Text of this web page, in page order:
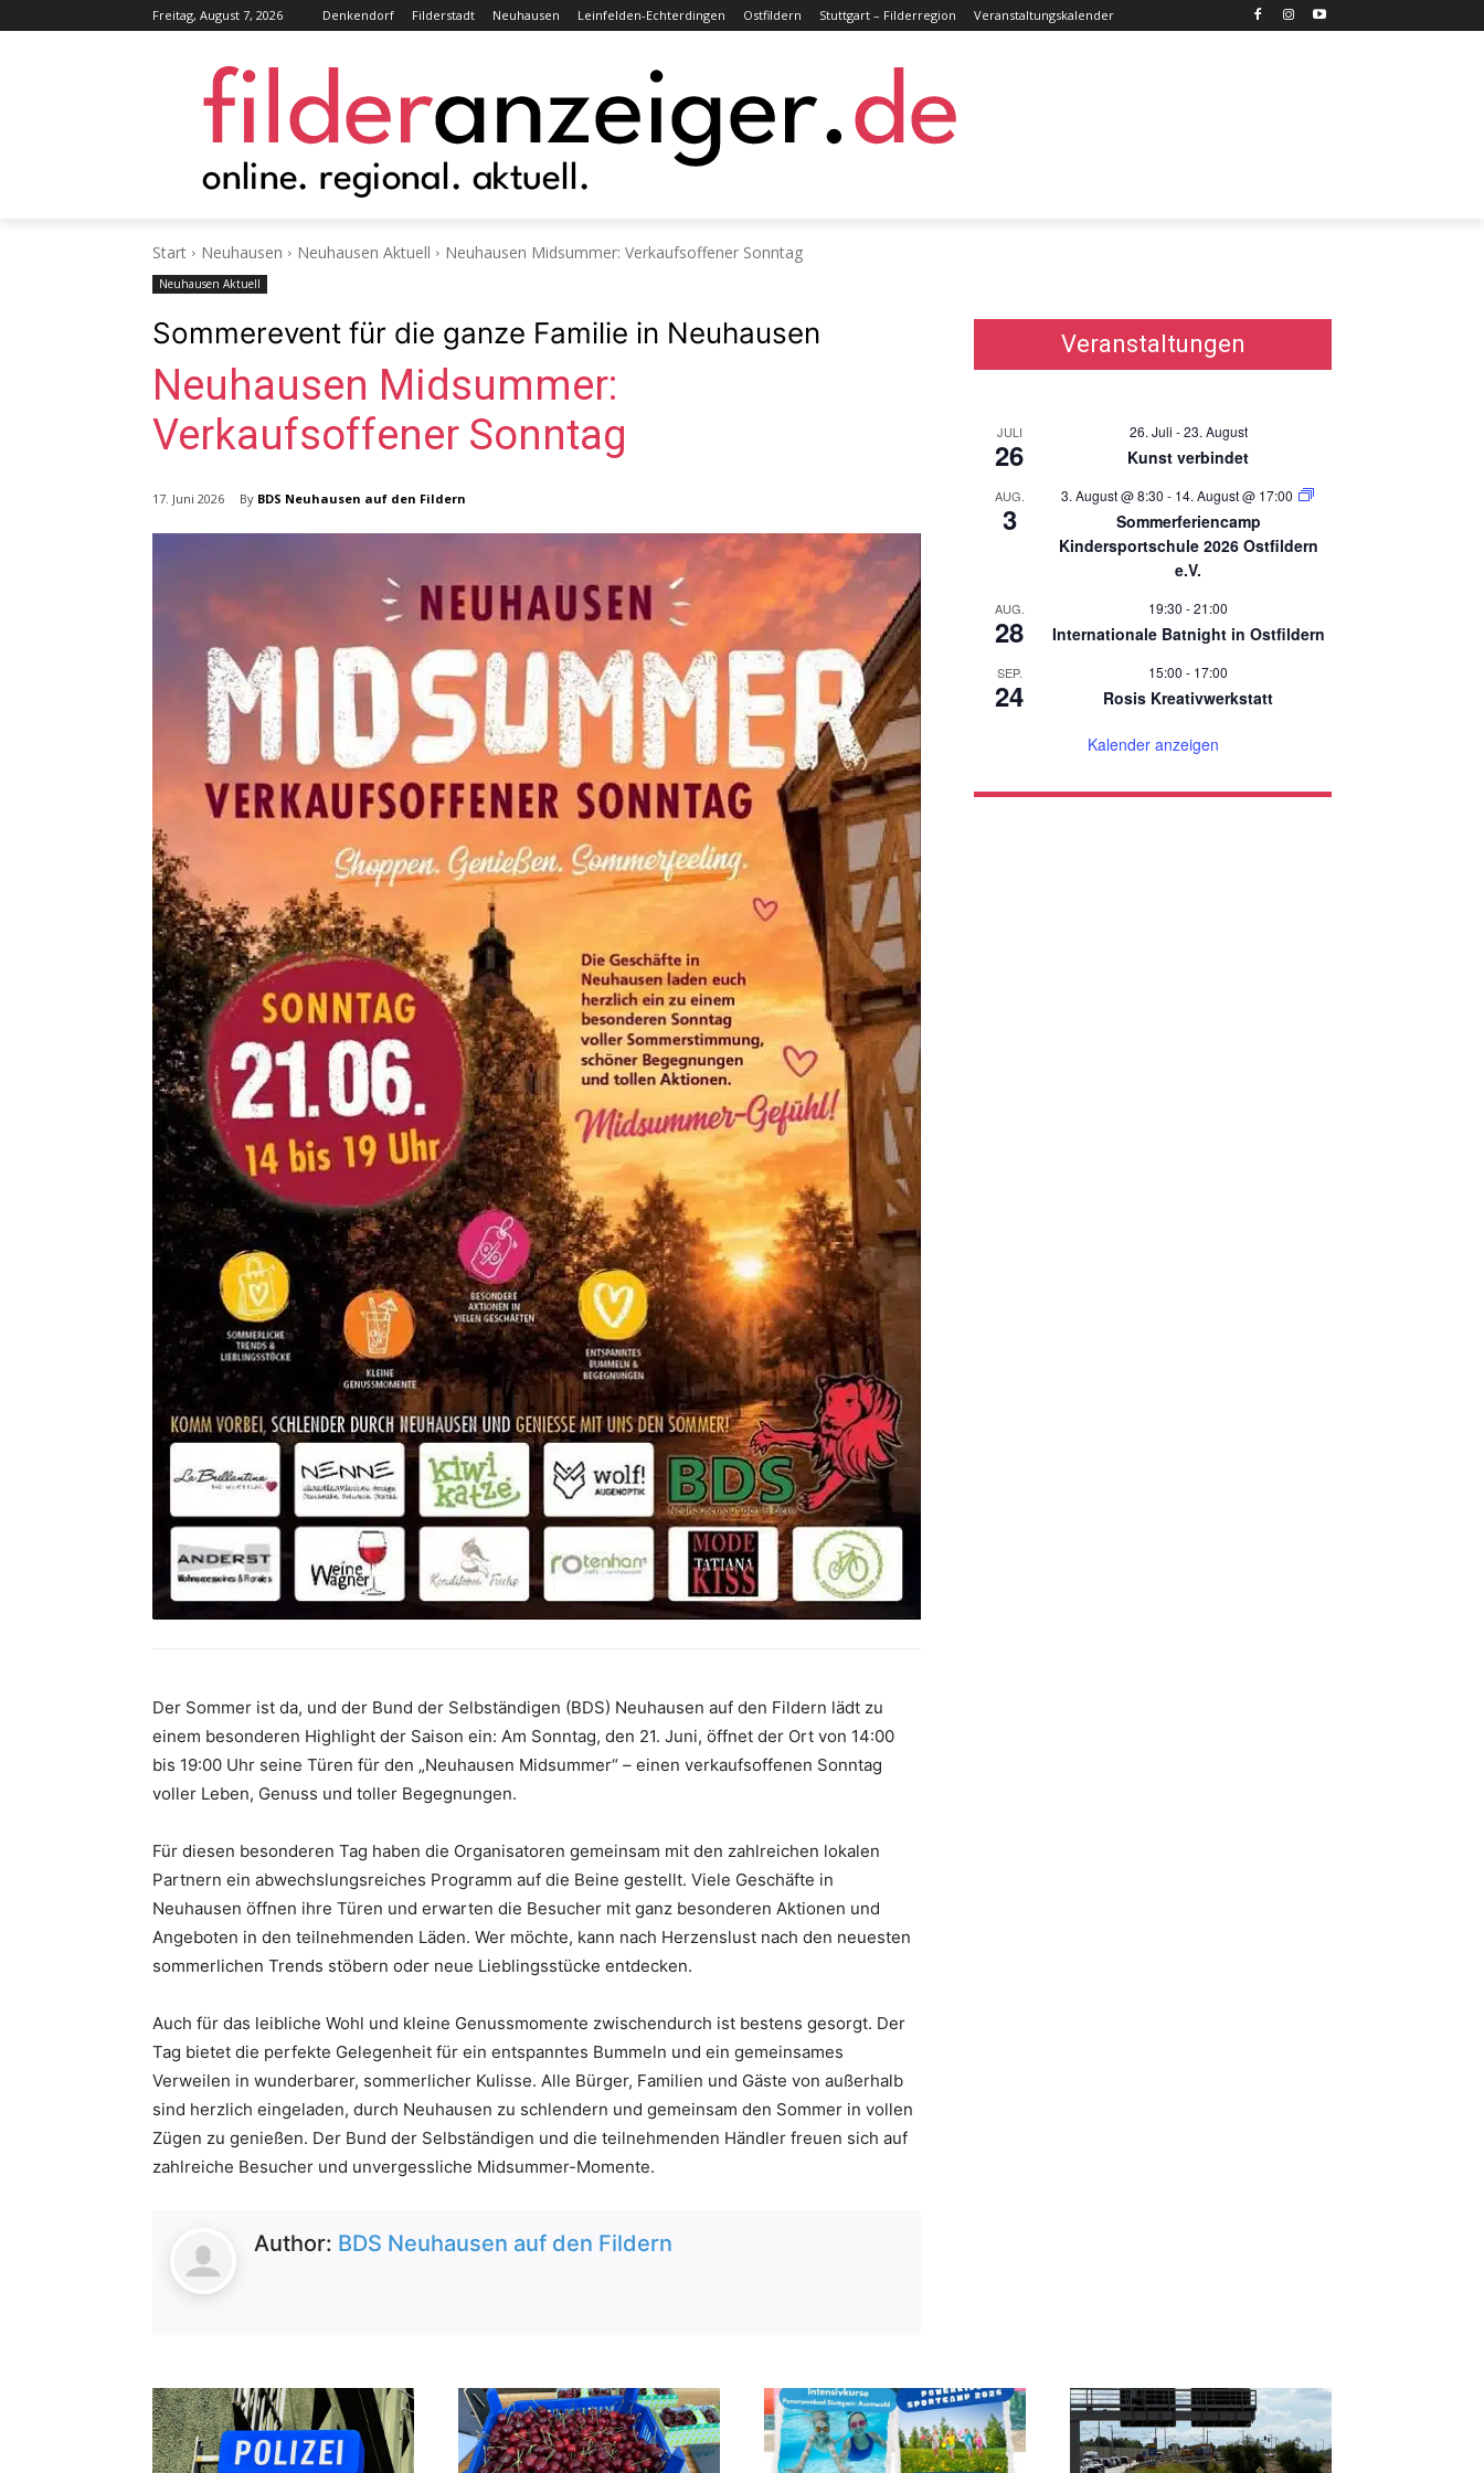
Freitag, August 7, 2026 Denkendorf Filderstadt Neuhausen Leinfelden-Echterdingen Ostfildern Stuttgart – Filderregion Veranstaltungskalender
Start Neuhausen Neuhausen Aktuell Neuhausen Midsummer: Verkaufsoffener Sonntag
Neuhausen Aktuell
Sommerevent für die ganze Familie in Neuhausen
Neuhausen Midsummer:
Verkaufsoffener Sonntag
17. Juni 2026 By BDS Neuhausen auf den Fildern
Der Sommer ist da, und der Bund der Selbständigen (BDS) Neuhausen auf den Fildern lädt zu
einem besonderen Highlight der Saison ein: Am Sonntag, den 21. Juni, öffnet der Ort von 14:00
bis 19:00 Uhr seine Türen für den „Neuhausen Midsummer“ – einen verkaufsoffenen Sonntag
voller Leben, Genuss und toller Begegnungen.
Für diesen besonderen Tag haben die Organisatoren gemeinsam mit den zahlreichen lokalen
Partnern ein abwechslungsreiches Programm auf die Beine gestellt. Viele Geschäfte in
Neuhausen öffnen ihre Türen und erwarten die Besucher mit ganz besonderen Aktionen und
Angeboten in den teilnehmenden Läden. Wer möchte, kann nach Herzenslust nach den neuesten
sommerlichen Trends stöbern oder neue Lieblingsstücke entdecken.
Auch für das leibliche Wohl und kleine Genussmomente zwischendurch ist bestens gesorgt. Der
Tag bietet die perfekte Gelegenheit für ein entspanntes Bummeln und ein gemeinsames
Verweilen in wunderbarer, sommerlicher Kulisse. Alle Bürger, Familien und Gäste von außerhalb
sind herzlich eingeladen, durch Neuhausen zu schlendern und gemeinsam den Sommer in vollen
Zügen zu genießen. Der Bund der Selbständigen und die teilnehmenden Händler freuen sich auf
zahlreiche Besucher und unvergessliche Midsummer-Momente.
Author: BDS Neuhausen auf den Fildern
Veranstaltungen
JULI
26
26. Juli -23. August
Kunst verbindet
AUG.
3
3. August @ 8:30 - 14. August @ 17:00
Sommerferiencamp
Kindersportschule 2026 Ostfildern
e.V.
AUG.
28
19:30 -21:00
Internationale Batnight in Ostfildern
SEP.
24
15:00 - 17:00
Rosis Kreativwerkstatt
Kalender anzeigen